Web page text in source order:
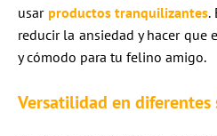
usar productos tranquilizantes.
reducir la ansiedad y hacer que
y cómodo para tu felino amigo.
Versatilidad en diferentes